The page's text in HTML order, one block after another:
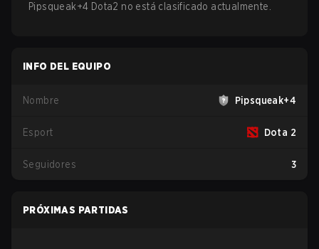
Pipsqueak+4 Dota2 no está clasificado actualmente.
INFO DEL EQUIPO
Nombre Pipsqueak+4
Esport Dota 2
Seguidores 3
PRÓXIMAS PARTIDAS